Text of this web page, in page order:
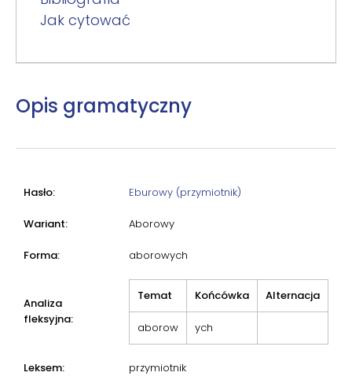
Jak cytować
Opis gramatyczny
Hasło: Eburowy (przymiotnik)
Wariant: Aborowy
Forma: aborowych
Analiza
fleksyjna:
Temat Końcówka Alternacja
aborow ych
Leksem: przymiotnik